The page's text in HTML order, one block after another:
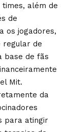
times, além de
de
os jogadores,
regular de
base de fãs
Mit.
da
para atingir